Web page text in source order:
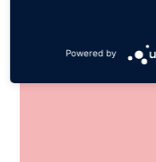
Powered by